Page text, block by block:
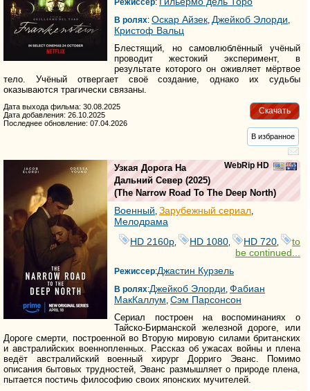
Режиссер:
В ролях: Оскар Айзек, Джейкоб Элорди,
Кристоф Вальц
Блестящий, но самовлюблённый учёный
проводит жестокий эксперимент, в
результате которого он оживляет мёртвое
тело. Учёный отвергает своё создание, однако их судьбы
оказываются трагически связаны.
Скачать
Дата выхода фильма: 30.08.2025
Дата добавления: 26.10.2025
Последнее обновление: 07.04.2026
В избранное
WebRip HD
Узкая Дорога На
Дальний Север (2025)
(The Narrow Road To The Deep North)
Военный Зарубежный сериал
Мелодрама
HD 2160р
HD 1080 HD 720
to
be continued...
Режиссер:Джастин Курзель
В ролях:Джейкоб Элорди Фабиан
МакКаллум Сэм Парсонсон
Сериал построен на воспоминаниях о
Тайско-Бирманской железной дороге, или
Дороге смерти, построенной во Вторую мировую силами британских
и австралийских военнопленных. Рассказ об ужасах войны и плена
ведёт австралийский военный хирург Дорриго Эванс. Помимо
описания бытовых трудностей, Эванс размышляет о природе плена,
пытается постичь философию своих японских мучителей.